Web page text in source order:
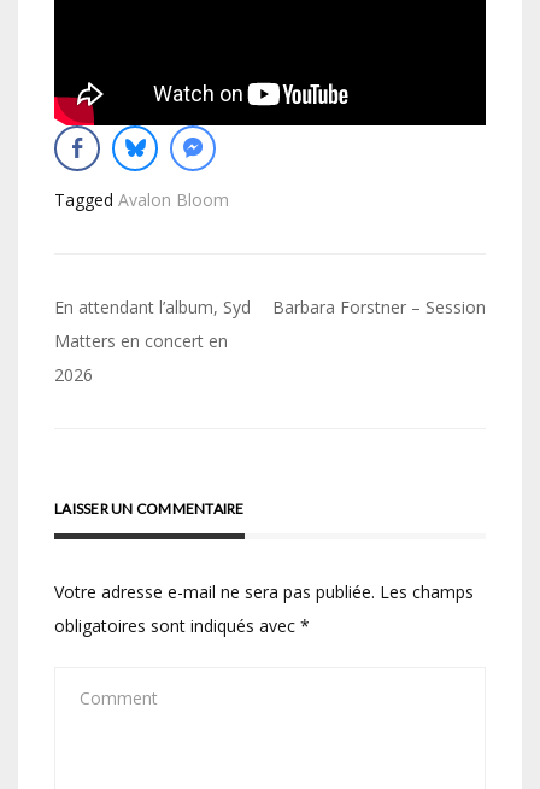
Tagged Avalon Bloom
Navigation
de
l’article
En attendant l’album, Syd
Matters en concert en
2026
Barbara Forstner – Session
LAISSER UN COMMENTAIRE
Votre adresse e-mail ne sera pas publiée. Les champs
obligatoires sont indiqués avec *